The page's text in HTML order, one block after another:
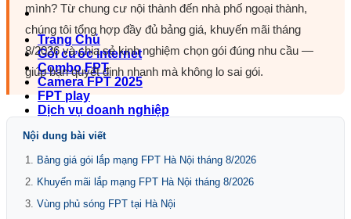
Trang Chủ
Gói cước internet
Combo FPT
Camera FPT 2025
FPT play
Dịch vụ doanh nghiệp
mình? Từ chung cư nội thành đến nhà phố ngoại thành,
chúng tôi tổng hợp đầy đủ bảng giá, khuyến mãi tháng
8/2026 và chia sẻ kinh nghiệm chọn gói đúng nhu cầu —
giúp bạn quyết định nhanh mà không lo sai gói.
Nội dung bài viết
Bảng giá gói lắp mạng FPT Hà Nội tháng 8/2026
Khuyến mãi lắp mạng FPT Hà Nội tháng 8/2026
Vùng phủ sóng FPT tại Hà Nội